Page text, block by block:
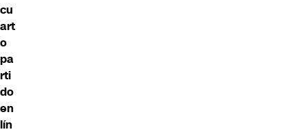
cu
art
o
pa
rti
do
en
lín